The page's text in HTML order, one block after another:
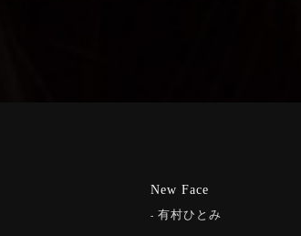
New Face
有村ひとみ